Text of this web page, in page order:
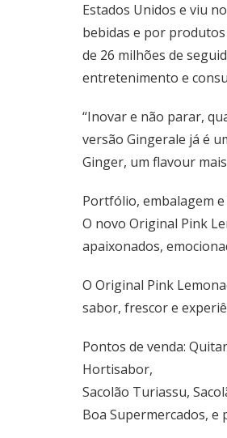
Estados Unidos e viu
bebidas e por produtos
de 26 milhões de
entretenimento e
“Inovar e não parar,
versão Gingerale já é
Ginger, um flavour
Portfólio, embalagem
O novo Original Pink
apaixonados,
O Original Pink
sabor, frescor e
Pontos de venda:
Hortisabor,
Sacolão Turiassu,
Boa Supermercados, e